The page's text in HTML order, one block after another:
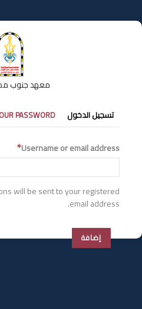
إلى
المحتوى
معهد جنوب
التبويبات
الأساسية
تسجيل الدخول PASSWORD
Username or email address
will be sent to your registered
email address.